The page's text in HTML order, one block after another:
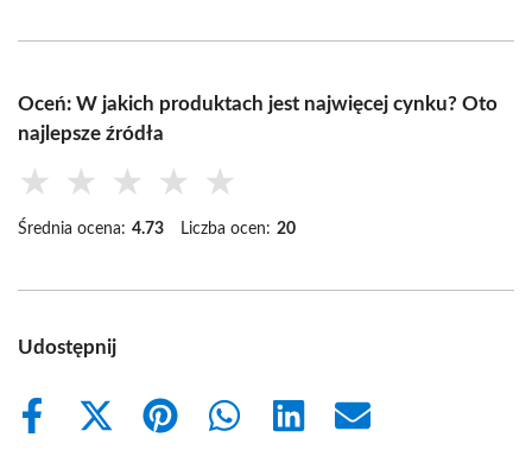
Oceń: W jakich produktach jest najwięcej cynku? Oto
najlepsze źródła
★ ★ ★ ★ ★
Średnia ocena: 4.73 Liczba ocen: 20
Udostępnij
Share
Share
Share
Share
Share
Share